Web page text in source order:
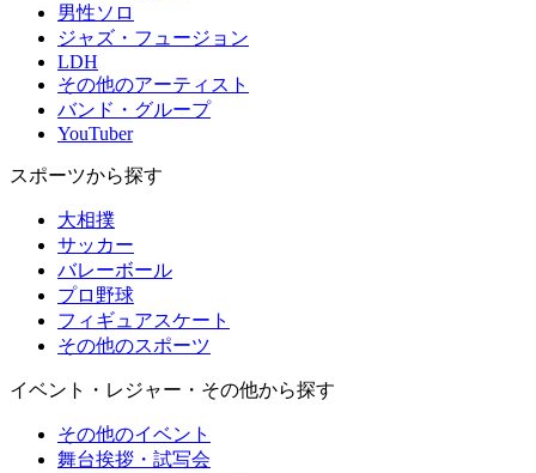
男性ソロ
ジャズ・フュージョン
LDH
その他のアーティスト
バンド・グループ
YouTuber
スポーツから探す
大相撲
サッカー
バレーボール
プロ野球
フィギュアスケート
その他のスポーツ
イベント・レジャー・その他から探す
その他のイベント
舞台挨拶・試写会